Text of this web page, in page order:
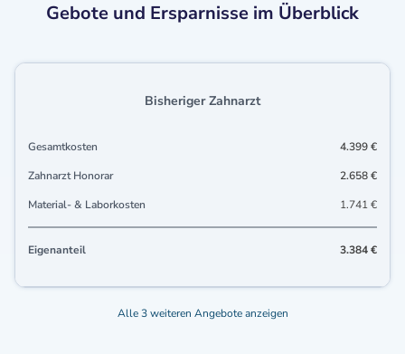
Gebote und Ersparnisse im Überblick
Bisheriger Zahnarzt
Gesamtkosten
4.399 €
Zahnarzt Honorar
2.658 €
Material- & Laborkosten
1.741 €
Eigenanteil 3.384 €
Alle 3 weiteren Angebote anzeigen